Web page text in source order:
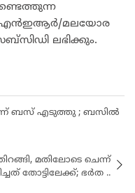
(എൻഇആർ/മലയോര
ലഭിക്കും.
ബസ് എടുത്തു ; ബസിൽ
മതിലോടെ ചെന്ന്
തോട്ടിലേക്ക്; ഭര്‍ത ..